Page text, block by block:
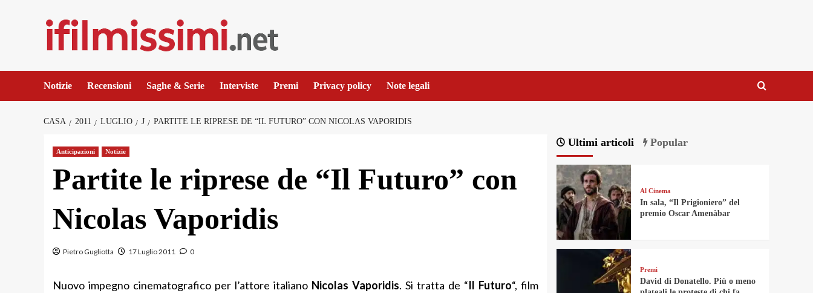
Notizie Recensioni Saghe & Serie Interviste Premi Privacy policy Note legali
CASA 2011 LUGLIO J PARTITE LE RIPRESE DE “IL FUTURO” CON NICOLAS VAPORIDIS
Anticipazioni Notizie
Partite le riprese de “Il Futuro” con
Nicolas Vaporidis
Pietro Gugliotta 17 Luglio 2011 0
Nuovo impegno cinematografico per l’attore italiano Nicolas Vaporidis. Si tratta de “Il Futuro“, film
Ultimi articoli Popular
Al Cinema
In sala, “Il Prigioniero” del
premio Oscar Amenàbar
Premi
David di Donatello. Più o meno